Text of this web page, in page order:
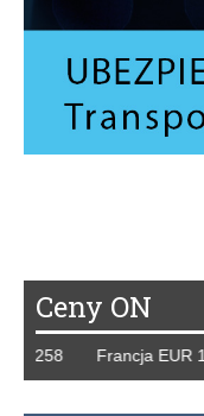
Ceny ON
Francja EUR